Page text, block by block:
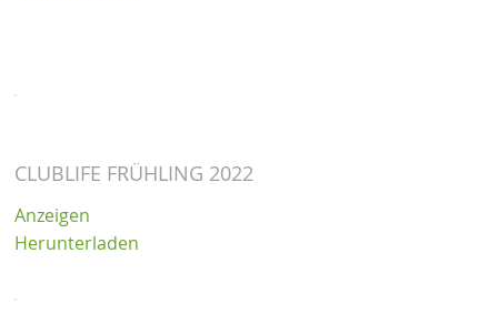
CLUBLIFE FRÜHLING 2022
Anzeigen
Herunterladen